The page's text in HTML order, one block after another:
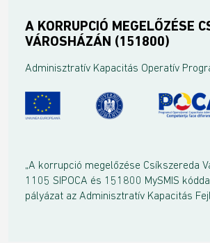
A KORRUPCIÓ MEGELŐZÉSE
VÁROSHÁZÁN (151800)
Adminisztratív Kapacitás Operatív
„A korrupció megelőzése Csíkszereda
1105 SIPOCA és 151800 MySMIS
pályázat az Adminisztratív Kapacitás